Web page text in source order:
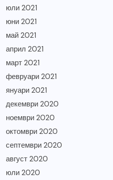
юли 2021
юни 2021
май 2021
април 2021
март 2021
февруари 2021
януари 2021
декември 2020
ноември 2020
октомври 2020
септември 2020
август 2020
юли 2020